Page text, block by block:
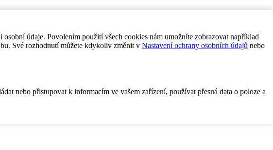
údaje. Povolením použití všech cookies nám umožníte zobrazovat například
Své rozhodnutí můžete kdykoliv změnit v Nastavení ochrany osobních údajů nebo
nebo přistupovat k informacím ve vašem zařízení, používat přesná data o poloze a